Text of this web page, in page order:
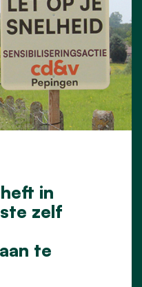
in
zelf
te